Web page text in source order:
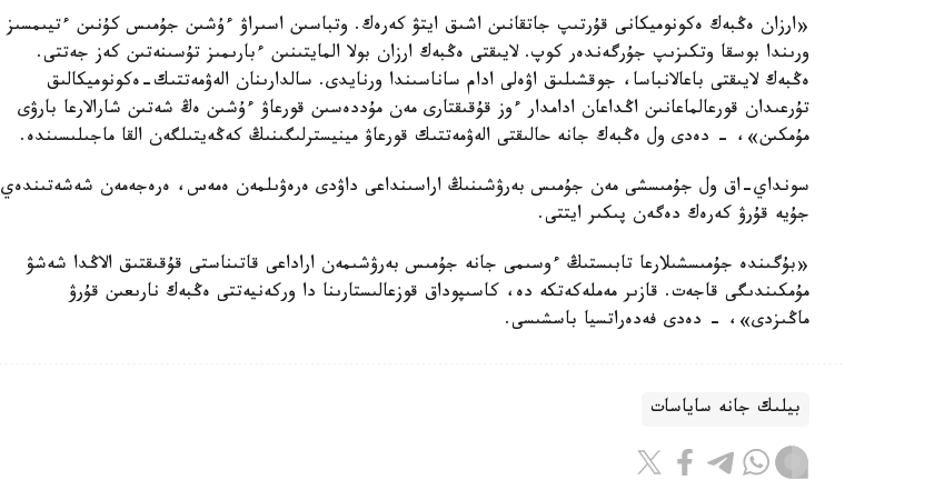
«ارزان ەڭبەك ەكونوميكانى قۇرتىپ جاتقانىن اشىق ايتۋ كەرەك. وتباسىن اسىراۋ ءۇشىن جۇمىس كۇنىن ءتيىمسىز
ورىندا بوسقا وتكىزىپ جۇرگەندەر كوپ. لايىقتى ەڭبەك ارزان بولا المايتىنىن ءبارىمىز تۇسىنەتىن كەز جەتتى.
ەڭبەك لايىقتى باعالانباسا، جوقشىلىق اۋەلى ادام ساناسىندا ورنايدى. سالدارىنان الەۋمەتتىك-ەكونوميكالىق
تۇرعىدان قورعالماعانىن اڭداعان ادامدار ءوز قۇقىقتارى مەن مۇددەسىن قورعاۋ ءۇشىن ەڭ شەتىن شارالارعا بارۋى
مۇمكىن»، - دەدى ول ەڭبەك جانە حالىقتى الەۋمەتتىك قورعاۋ مينيسترلىگىنىڭ كەڭەيتىلگەن القا ماجىلىسىندە.
سونداي-اق ول جۇمىسشى مەن جۇمىس بەرۋشىنىڭ اراسىنداعى داۋدى ەرەۋىلمەن ەمەس، ەرەجەمەن شەشەتىندەي
جۇيە قۇرۋ كەرەك دەگەن پىكىر ايتتى.
«بۇگىندە جۇمىسشىلارعا تابىستىڭ ءوسىمى جانە جۇمىس بەرۋشىمەن اراداعى قاتىناستى قۇقىقتىق الاڭدا شەشۋ
مۇمكىندىگى قاجەت. قازىر مەملەكەتكە دە، كاسىپوداق قوزعالىستارىنا دا وركەنيەتتى ەڭبەك نارىعىن قۇرۋ
ماڭىزدى»، - دەدى فەدەراتسيا باسشىسى.
بيلىك جانە ساياسات